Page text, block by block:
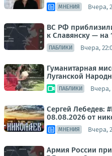
МНЕНИЯ Вчера,
ВС РФ
к Славянску — на
ПАБЛИКИ Вчера,
Гуманитарная
Луганской
ПАБЛИКИ Вчера,
Сергей Лебедев:
08.08.2026 от
МНЕНИЯ Вчера,
Армия России